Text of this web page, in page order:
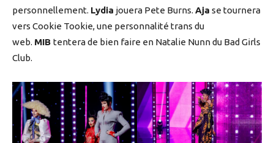
personnellement. Lydia jouera Pete Burns. Aja se tournera
vers Cookie Tookie, une personnalité trans du
web. MIB tentera de bien faire en Natalie Nunn du Bad Girls
Club.